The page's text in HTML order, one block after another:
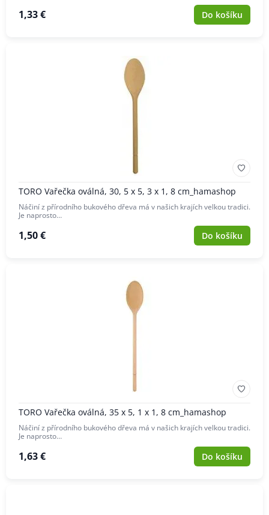
1,33 € Do košíku
TORO Vařečka oválná, 30, 5 x 5, 3 x 1, 8 cm_hamashop
Náčiní z přírodního bukového dřeva má v našich krajích velkou tradici.
Je naprosto…
1,50 € Do košíku
TORO Vařečka oválná, 35 x 5, 1 x 1, 8 cm_hamashop
Náčiní z přírodního bukového dřeva má v našich krajích velkou tradici.
Je naprosto…
1,63 € Do košíku